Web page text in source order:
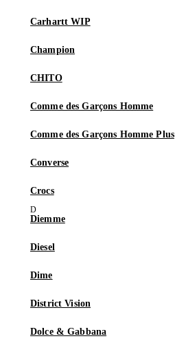
Carhartt WIP
Champion
CHITO
Comme des Garçons Homme
Comme des Garçons Homme Plus
Converse
Crocs
Diemme
Diesel
Dime
District Vision
Dolce & Gabbana